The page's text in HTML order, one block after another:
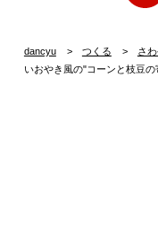
dancyu つくる さ
いおやき風の"コーンと枝豆の